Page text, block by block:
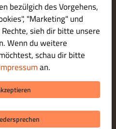
bezülgich des Vorgehens,
"Marketing" und
sieh dir bitte unsere
Wenn du weitere
schau dir bitte
an.